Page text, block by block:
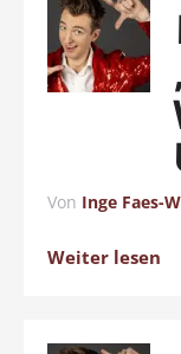
Von Inge Faes-
Weiter lesen